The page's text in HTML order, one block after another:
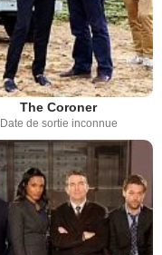
The Coroner
Date de sortie inconnue